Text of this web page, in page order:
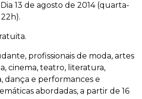
13 de agosto de 2014 (quarta-
profissionais de moda, artes
cinema, teatro, literatura,
dança e performances e
abordadas, a partir de 16